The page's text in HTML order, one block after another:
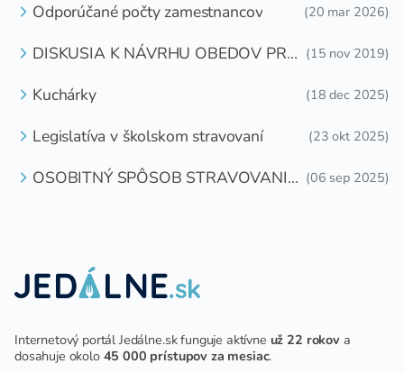
Odporúčané počty zamestnancov (20 mar 2026)
DISKUSIA K NÁVRHU OBEDOV PRE
(15 nov 2019)
Kuchárky (18 dec 2025)
Legislatíva v školskom stravovaní (23 okt 2025)
OSOBITNÝ SPÔSOB STRAVOVANIA (06 sep 2025)
Internetový portál Jedálne.sk funguje aktívne už 22 rokova
dosahuje okolo 45 000 prístupov za mesiac.